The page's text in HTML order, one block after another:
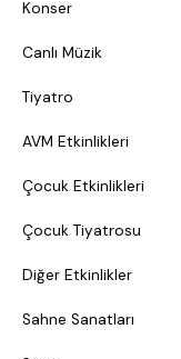
Konser
Canlı Müzik
Tiyatro
AVM Etkinlikleri
Çocuk Etkinlikleri
Çocuk Tiyatrosu
Diğer Etkinlikler
Sahne Sanatları